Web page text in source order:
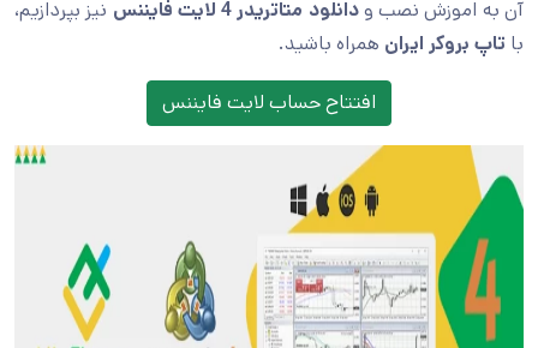
آن به اموزش نصب ودانلود متاتریدر 4 لایت فایننس
نیز بپردازیم،
با تاپ بروکر ایران همراه باشید.
افتتاح حساب لایت فایننس